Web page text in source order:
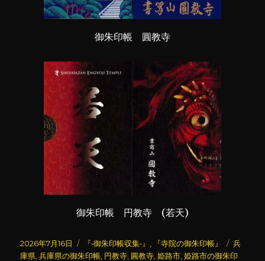
御朱印帳 圓教寺
御朱印帳 円教寺 (若天)
投
稿
2026年7月16日
カ
テ
『‐御朱印帳収集‐』 『寺院の御朱印帳』
タ
グ
兵
庫県 ,兵庫県の御朱印帳 円教寺 圓教寺 ,姫路市 ,姫路市の御朱印